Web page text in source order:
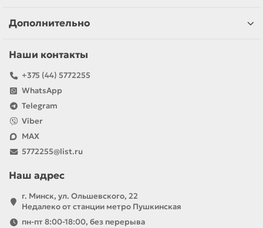
Дополнительно
Наши контакты
+375 (44) 5772255
WhatsApp
Telegram
Viber
MAX
5772255@list.ru
Наш адрес
г. Минск, ул. Ольшевского, 22
Недалеко от станции метро Пушкинская
пн-пт 8:00-18:00, без перерыва